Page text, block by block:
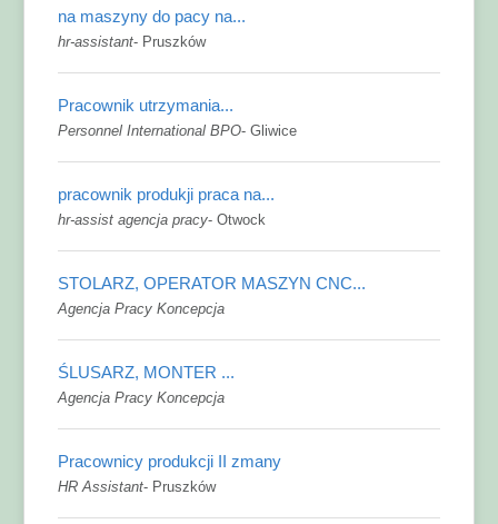
na maszyny do pacy na...
hr-assistant- Pruszków
Pracownik utrzymania...
Personnel International BPO-Gliwice
pracownik produkji praca na...
hr-assist agencja pracy-Otwock
STOLARZ, OPERATOR MASZYN CNC...
Agencja Pracy Koncepcja
ŚLUSARZ, MONTER ...
Agencja Pracy Koncepcja
Pracownicy produkcji II zmany
HR Assistant- Pruszków